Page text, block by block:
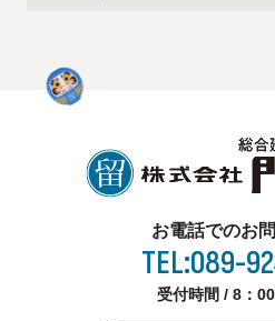
お電話でのお
TEL:089-
受付時間 / 8：